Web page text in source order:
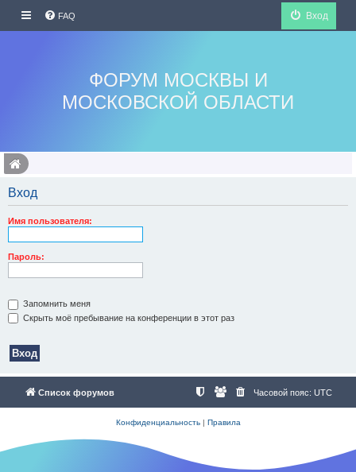
FAQ Вход
ФОРУМ МОСКВЫ И
МОСКОВСКОЙ ОБЛАСТИ
Вход
Имя пользователя:
Пароль:
Запомнить меня
Скрыть моё пребывание на конференции в этот раз
Список форумов Часовой пояс: UTC
Конфиденциальность| Правила